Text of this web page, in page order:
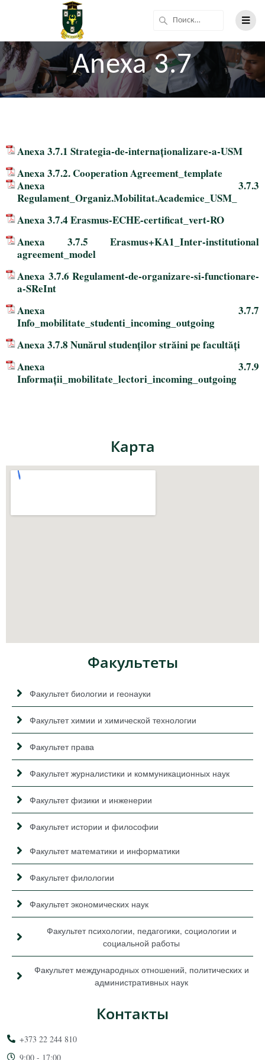
Anexa 3.7
Anexa 3.7.1 Strategia-de-internaționalizare-a-USM
Anexa 3.7.2. Cooperation Agreement_template
Anexa 3.7.3
Regulament_Organiz.Mobilitat.Academice_USM_
Anexa 3.7.4 Erasmus-ECHE-certificat_vert-RO
Anexa 3.7.5 Erasmus+KA1_Inter-institutional
agreement_model
Anexa 3.7.6 Regulament-de-organizare-si-functionare-
a-SReInt
Anexa 3.7.7
Info_mobilitate_studenti_incoming_outgoing
Anexa 3.7.8 Nunărul studenților străini pe facultăți
Anexa 3.7.9
Informații_mobilitate_lectori_incoming_outgoing
Карта
Факультеты
Факультет биологии и геонауки
Факультет химии и химической технологии
Факультет права
Факультет журналистики и коммуникационных наук
Факультет физики и инженерии
Факультет истории и философии
Факультет математики и информатики
Факультет филологии
Факультет экономических наук
Факультет психологии, педагогики, социологии и
социальной работы
Факультет международных отношений, политических и
административных наук
Контакты
+373 22 244 810
9:00 - 17:00